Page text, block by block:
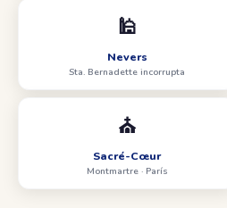
🕌
Nevers
Sta. Bernadette incorrupta
⛪
Sacré-Cœur
Montmartre · París